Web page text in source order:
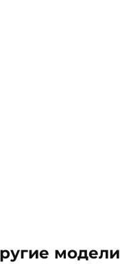
модели